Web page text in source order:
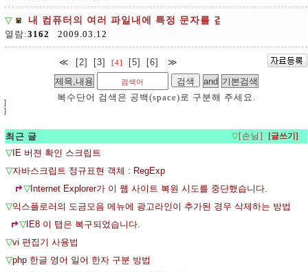
▽
내 컴퓨터의 여러 파일내에 특정 문자를 검색
열람:3162 2009.03.12
≪ [2] [3] [4] [5] [6] ≫
복수단어 검색은 공백(space)로 구분해 주세요.
]
]
최근 글 ▽[손님]
▽IE 버젼 확인 스크립트
▽자바스크립트 정규표현 객체 : RegExp
▽Internet Explorer가 이 웹 사이트 복원 시도를 중단했습니다.
▽익스플로러의 도금모음 메뉴에 광고라인이 추가된 경우 삭제하는 방법
▽IE8 이 탭은 복구되었습니다.
▽vi 편집기 사용법
▽php 한글 영어 일어 한자 구분 방법